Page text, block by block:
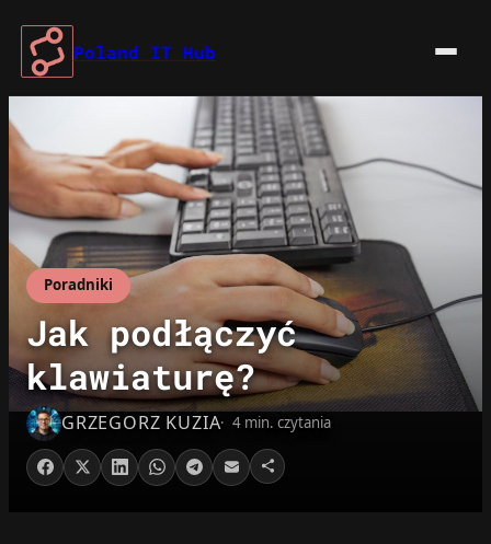
Przejdź
treści
Poland IT Hub
Poradniki
Jak podłączyć
klawiaturę?
GRZEGORZ KUZIA 4 min. czytania